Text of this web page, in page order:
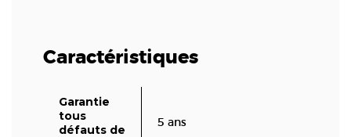
Caractéristiques
Garantie
tous
défauts de
5 ans